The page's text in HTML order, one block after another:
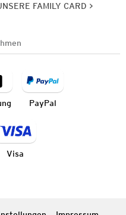
FAMILY CARD
PayPal
Visa